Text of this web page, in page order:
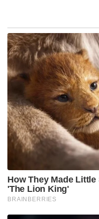
തീവ്രവാദ
നടപടികളുമായി
പ്രസിദ്ധീകരണങ്ങൾ
ഗുജറാത്തിലെ ഏകതാ
ഡെസ്റ്റിനേഷനായി
വിവാഹം നടത്തുമ്പോൾ
അനുഗ്രഹം
പറഞ്ഞു. ഇതിനായി
സൗകര്യങ്ങൾ
അദ്ദേഹം
സംഘർഷം ആഗോള
വിതരണ ശൃംഖല
കാരണമായിട്ടുണ്ടെന്ന്